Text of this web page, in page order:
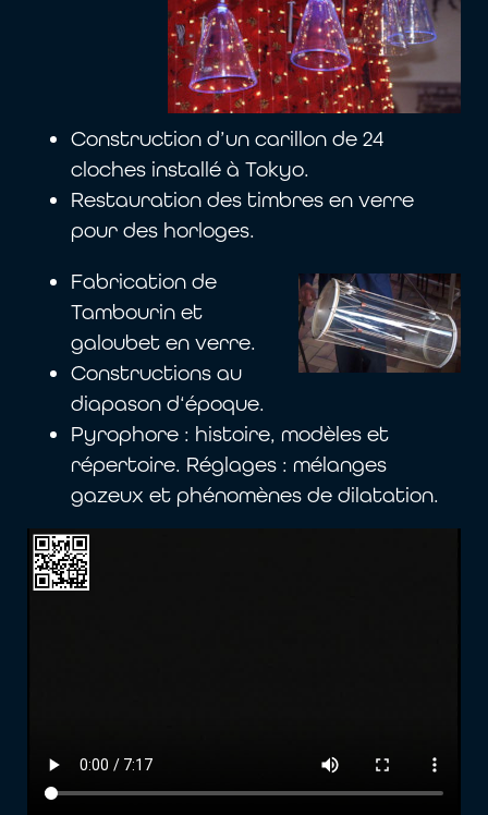
Construction d’un carillon de 24
cloches installé à Tokyo.
Restauration des timbres en verre
pour des horloges.
Fabrication de
Tambourin et
galoubet en verre.
Constructions au
diapason d‘époque.
Pyrophore : histoire, modèles et
répertoire. Réglages : mélanges
gazeux et phénomènes de dilatation.